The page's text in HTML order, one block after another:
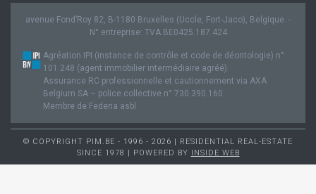
avenue Fond’Roy 82, B-1180 Bruxelles (Uccle, Fort-Jaco), Belgique. -
N° entreprise: TVA BE0425.187.424
Agréation IPI (instance de contrôle et code de déontologie) n°
101.248 (agent immobilier intermédiaire agréé).
Assurance RC professionnelle et cautionnement via AXA
Belgium SA – police collective n° 730.390.160
Membre de Federia asbl
© COPYRIGHT PIM.BE - 1996 - 2026 | RESIDENTIAL REAL-ESTATE
SINCE 1978 | POWERED BY INSIDE WEB